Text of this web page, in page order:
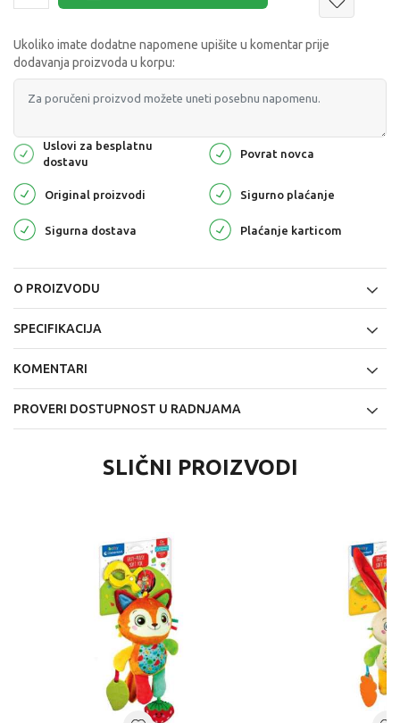
Ukoliko imate dodatne napomene upišite u komentar prije
dodavanja proizvoda u korpu:
Uslovi za besplatnu
dostavu
Povrat novca
Original proizvodi Sigurno plaćanje
Sigurna dostava Plaćanje karticom
O PROIZVODU
SPECIFIKACIJA
KOMENTARI
PROVERI DOSTUPNOST U RADNJAMA
SLIČNI PROIZVODI